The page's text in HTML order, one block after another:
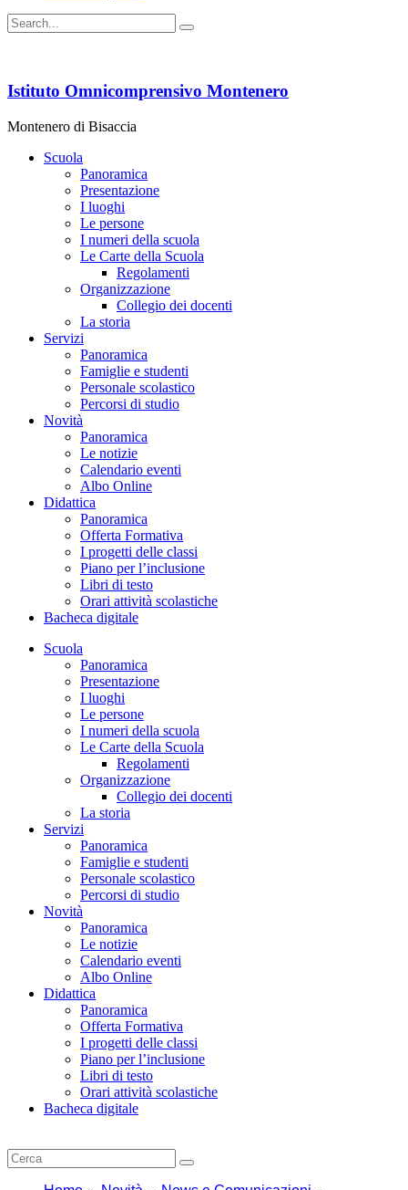
Istituto Omnicomprensivo Montenero
Montenero di Bisaccia
Scuola
Panoramica
Presentazione
I luoghi
Le persone
I numeri della scuola
Le Carte della Scuola
Regolamenti
Organizzazione
Collegio dei docenti
La storia
Servizi
Panoramica
Famiglie e studenti
Personale scolastico
Percorsi di studio
Novità
Panoramica
Le notizie
Calendario eventi
Albo Online
Didattica
Panoramica
Offerta Formativa
I progetti delle classi
Piano per l’inclusione
Libri di testo
Orari attività scolastiche
Bacheca digitale
Scuola
Panoramica
Presentazione
I luoghi
Le persone
I numeri della scuola
Le Carte della Scuola
Regolamenti
Organizzazione
Collegio dei docenti
La storia
Servizi
Panoramica
Famiglie e studenti
Personale scolastico
Percorsi di studio
Novità
Panoramica
Le notizie
Calendario eventi
Albo Online
Didattica
Panoramica
Offerta Formativa
I progetti delle classi
Piano per l’inclusione
Libri di testo
Orari attività scolastiche
Bacheca digitale